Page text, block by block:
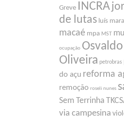
Greve INCRA
de lutas luís
macaé mpa MST
ocupação
Oliveira petrobras
do açu reforma
remoção roseli nunes
Sem Terrinha
via campesina